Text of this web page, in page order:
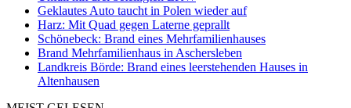
Geklautes Auto taucht in Polen wieder auf
Harz: Mit Quad gegen Laterne geprallt
Schönebeck: Brand eines Mehrfamilienhauses
Brand Mehrfamilienhaus in Aschersleben
Landkreis Börde: Brand eines leerstehenden Hauses in
Altenhausen